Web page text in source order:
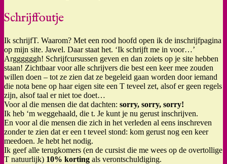
Schrijffoutje
Ik schrijfT. Waarom? Met een rood hoofd open ik de inschrijfpagina
op mijn site. Jawel. Daar staat het. ‘Ik schrijft me in voor…’
Arggggggh! Schrijfcursussen geven en dan zoiets op je site hebben
staan! Zichtbaar voor alle schrijvers die best een keer mee zouden
willen doen – tot ze zien dat ze begeleid gaan worden door iemand
die nota bene op haar eigen site een T teveel zet, alsof er geen regels
zijn, alsof taal er niet toe doet…
Voor al die mensen die dat dachten: sorry, sorry, sorry!
Ik heb ‘m weggehaald, die t. Je kunt je nu gerust inschrijven.
En voor al die mensen die zich in het verleden al eens inschreven
zonder te zien dat er een t teveel stond: kom gerust nog een keer
meedoen. Je hebt het nodig.
Ik geef alle terugkomers (en de cursist die me wees op de overtollige
T natuurlijk) 10% korting als verontschuldiging.